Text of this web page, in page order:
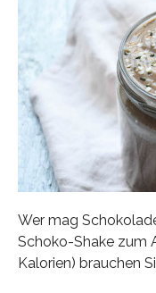
Wer mag
Schoko-Shake zum
Kalorien) brauchen